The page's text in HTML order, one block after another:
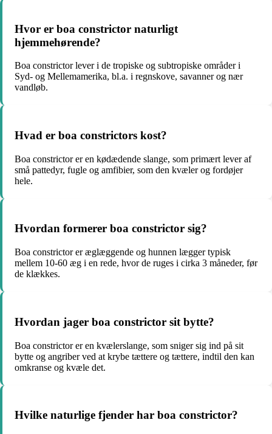
Hvor er boa constrictor naturligt
hjemmehørende?
Boa constrictor lever i de tropiske og subtropiske områder i
Syd- og Mellemamerika, bl.a. i regnskove, savanner og nær
vandløb.
Hvad er boa constrictors kost?
Boa constrictor er en kødædende slange, som primært lever af
små pattedyr, fugle og amfibier, som den kvæler og fordøjer
hele.
Hvordan formerer boa constrictor sig?
Boa constrictor er æglæggende og hunnen lægger typisk
mellem 10-60 æg i en rede, hvor de ruges i cirka 3 måneder, før
de klækkes.
Hvordan jager boa constrictor sit bytte?
Boa constrictor er en kvælerslange, som sniger sig ind på sit
bytte og angriber ved at krybe tættere og tættere, indtil den kan
omkranse og kvæle det.
Hvilke naturlige fjender har boa constrictor?